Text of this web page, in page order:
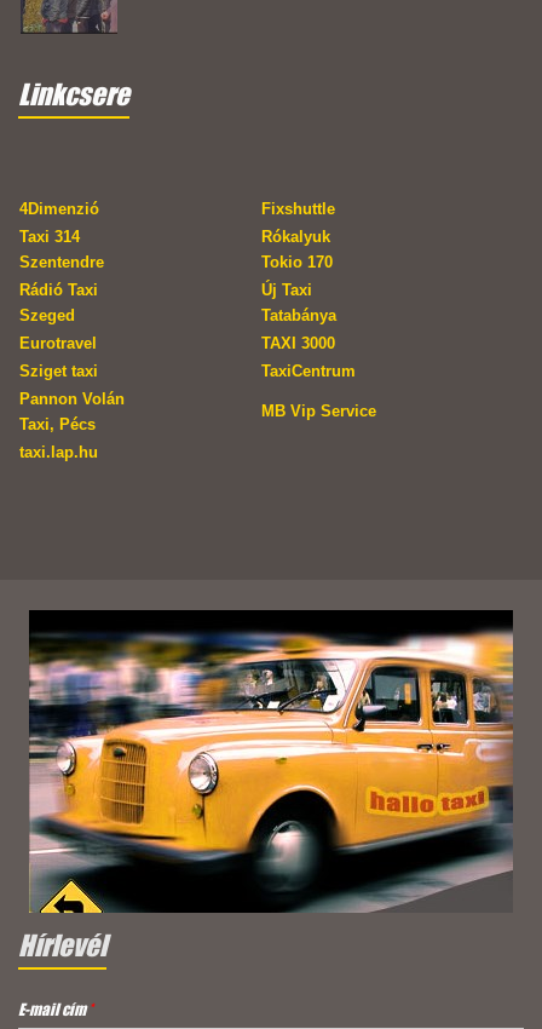
Linkcsere
4Dimenzió
Fixshuttle
Taxi 314
Szentendre
Rókalyuk
Tokio 170
Rádió Taxi
Szeged
Új Taxi
Tatabánya
Eurotravel
TAXI 3000
Sziget taxi
TaxiCentrum
Pannon Volán
Taxi, Pécs
MB Vip Service
taxi.lap.hu
Hírlevél
E-mail cím*